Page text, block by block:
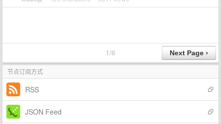
1/6
节点订阅方式
RSS
JSON Feed